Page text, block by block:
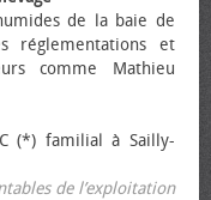
de la baie de
réglementations et
comme Mathieu
(*) familial à Sailly-
de l’exploitation